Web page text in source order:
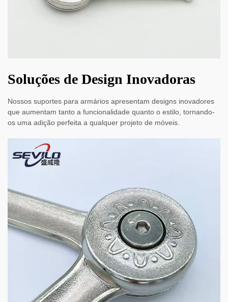
Soluções de Design Inovadoras
Nossos suportes para armários apresentam designs inovadores
que aumentam tanto a funcionalidade quanto o estilo, tornando-
os uma adição perfeita a qualquer projeto de móveis.